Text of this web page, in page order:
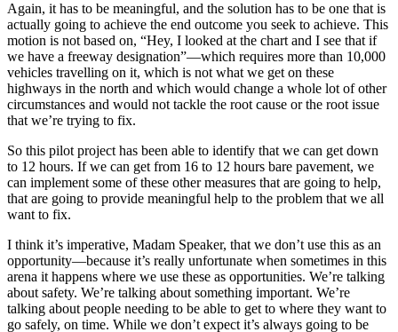
Again, it has to be meaningful, and the solution has to be one that is
actually going to achieve the end outcome you seek to achieve. This
motion is not based on, “Hey, I looked at the chart and I see that if
we have a freeway designation”—which requires more than 10,000
vehicles travelling on it, which is not what we get on these
highways in the north and which would change a whole lot of other
circumstances and would not tackle the root cause or the root issue
that we’re trying to fix.
So this pilot project has been able to identify that we can get down
to 12 hours. If we can get from 16 to 12 hours bare pavement, we
can implement some of these other measures that are going to help,
that are going to provide meaningful help to the problem that we all
want to fix.
I think it’s imperative, Madam Speaker, that we don’t use this as an
opportunity—because it’s really unfortunate when sometimes in this
arena it happens where we use these as opportunities. We’re talking
about safety. We’re talking about something important. We’re
talking about people needing to be able to get to where they want to
go safely, on time. While we don’t expect it’s always going to be